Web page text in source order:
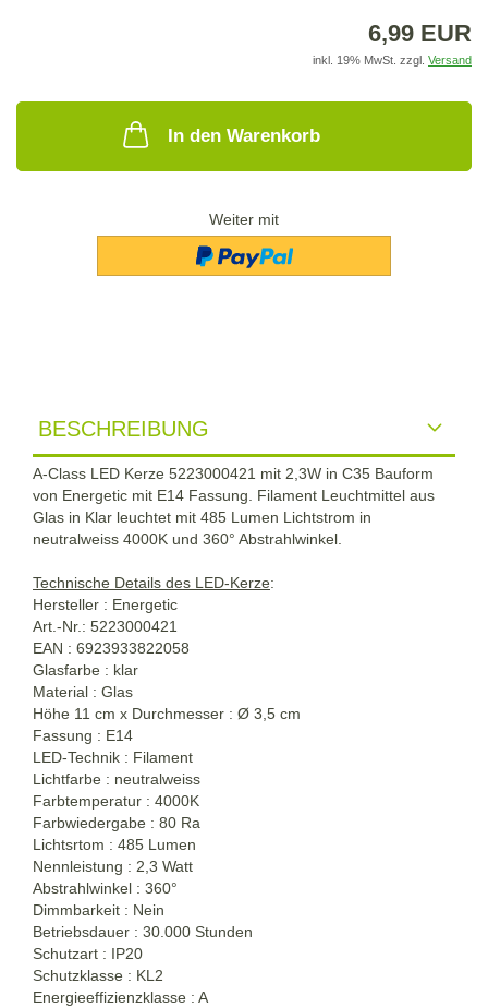
6,99 EUR
inkl. 19% MwSt. zzgl. Versand
In den Warenkorb
Weiter mit
BESCHREIBUNG
A-Class LED Kerze 5223000421 mit 2,3W in C35 Bauform
von Energetic mit E14 Fassung. Filament Leuchtmittel aus
Glas in Klar leuchtet mit 485 Lumen Lichtstrom in
neutralweiss 4000K und 360° Abstrahlwinkel.
Technische Details des LED-Kerze:
Hersteller : Energetic
Art.-Nr.: 5223000421
EAN : 6923933822058
Glasfarbe : klar
Material : Glas
Höhe 11 cm x Durchmesser : Ø 3,5 cm
Fassung : E14
LED-Technik : Filament
Lichtfarbe : neutralweiss
Farbtemperatur : 4000K
Farbwiedergabe : 80 Ra
Lichtsrtom : 485 Lumen
Nennleistung : 2,3 Watt
Abstrahlwinkel : 360°
Dimmbarkeit : Nein
Betriebsdauer : 30.000 Stunden
Schutzart : IP20
Schutzklasse : KL2
Energieeffizienzklasse : A